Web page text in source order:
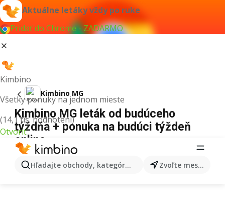
Aktuálne letáky vždy po ruke
Pridať do Chrome - ZADARMO
Kimbino
Všetky ponuky na jednom mieste
(14,1 tis. hodnotení)
Otvoriť
Hľadajte obchody, kategórie, produkty... Zvoľte mesto
Kimbino MG
Kimbino MG leták od budúceho
týždňa + ponuka na budúci týždeň
online